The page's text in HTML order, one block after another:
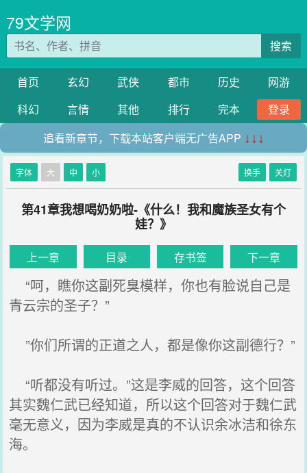
79文学网
搜索
首页 玄幻 武侠 都市 历史
网游
科幻
言情 其他 排行 完本
登录
追看新章节，下载本站客户端无广告APP ↓↓↓
字体 大 中 小 换手 关灯
第41章我想喝奶奶啦-《什么！我和魔族圣女有个
娃？》
上一章 目录 存书签 下一章
“呵，瞧你这副死臭模样，你也有脸说自己是
青云宗的圣子？”
”你们所谓的正道之人，都是像你这副德行？”
“听都没有听过。”这是李威的回答，这个回答
其实魏仁武已经知道，所以这个回答对于魏仁武
毫无意义，因为李威是真的不认识余冰洁和徐东
海。